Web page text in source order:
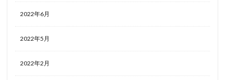
2022年6月
2022年5月
2022年2月